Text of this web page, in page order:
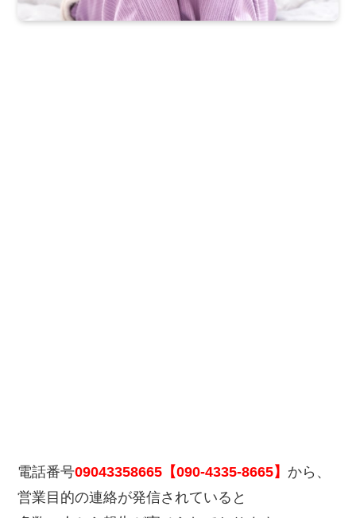
電話番号09043358665【090-4335-8665】 から、
営業目的の連絡が発信されていると